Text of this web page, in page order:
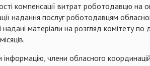
компенсації витрат роботодавцю на
надання послуг роботодавцям
надані матеріали на розгляд
члени обласного